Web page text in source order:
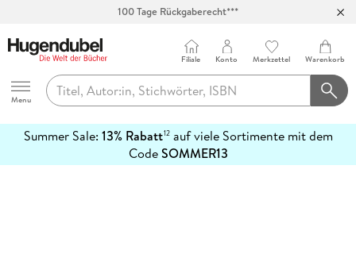
100 Tage Rückgaberecht***
Hugendubel
Menu
Filiale Konto Merkzettel Warenkorb
Summer Sale: 13% Rabatt12auf viele Sortimente mit dem
CodeSOMMER13
erfahren